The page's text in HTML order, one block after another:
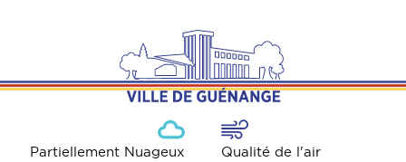
Partiellement Nuageux
Qualité de l'air